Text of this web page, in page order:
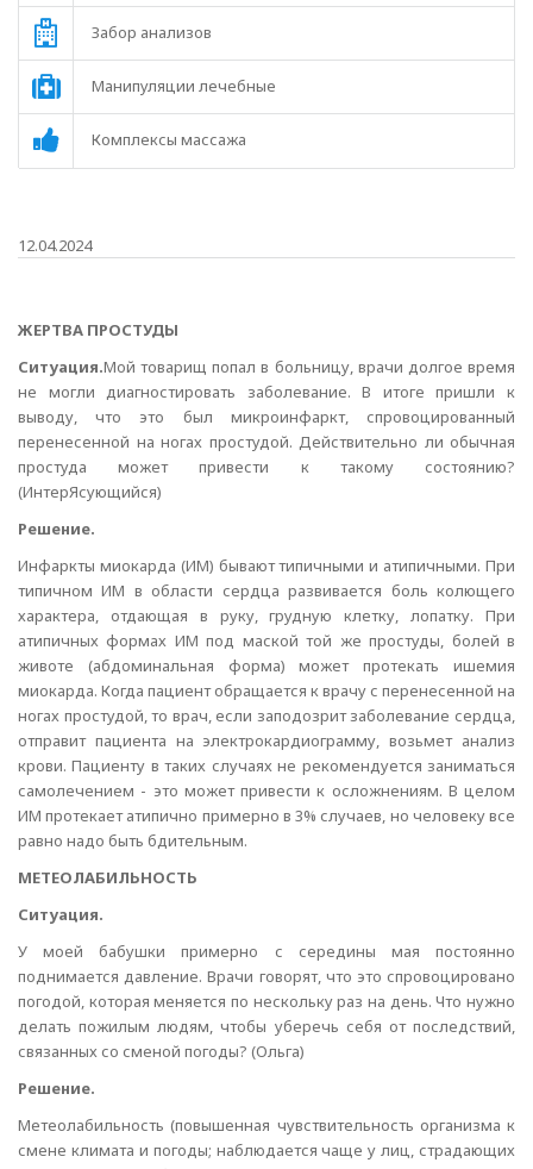
Забор анализов
Манипуляции лечебные
Комплексы массажа
12.04.2024
ЖЕРТВА ПРОСТУДЫ
Ситуация.Мой товарищ попал в больницу, врачи долгое время
не могли диагностировать заболевание. В итоге пришли к
выводу, что это был микроинфаркт, спровоцированный
перенесенной на ногах простудой. Действительно ли обычная
простуда может привести к такому состоянию?
(ИнтерЯсующийся)
Решение.
Инфаркты миокарда (ИМ) бывают типичными и атипичными. При
типичном ИМ в области сердца развивается боль колющего
характера, отдающая в руку, грудную клетку, лопатку. При
атипичных формах ИМ под маской той же простуды, болей в
животе (абдоминальная форма) может протекать ишемия
миокарда. Когда пациент обращается к врачу с перенесенной на
ногах простудой, то врач, если заподозрит заболевание сердца,
отправит пациента на электрокардиограмму, возьмет анализ
крови. Пациенту в таких случаях не рекомендуется заниматься
самолечением - это может привести к осложнениям. В целом
ИМ протекает атипично примерно в 3% случаев, но человеку все
равно надо быть бдительным.
МЕТЕОЛАБИЛЬНОСТЬ
Ситуация.
У моей бабушки примерно с середины мая постоянно
поднимается давление. Врачи говорят, что это спровоцировано
погодой, которая меняется по нескольку раз на день. Что нужно
делать пожилым людям, чтобы уберечь себя от последствий,
связанных со сменой погоды? (Ольга)
Решение.
Метеолабильность (повышенная чувствительность организма к
смене климата и погоды; наблюдается чаще у лиц, страдающих